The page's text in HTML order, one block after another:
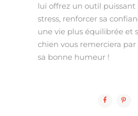
lui offrez un outil puissant
stress, renforcer sa
une vie plus équilibrée et
chien vous remerciera
sa bonne humeur !